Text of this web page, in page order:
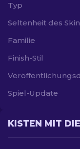
Typ
Seltenheit des
Familie
Finish-Stil
Spiel-Update
KISTEN MIT